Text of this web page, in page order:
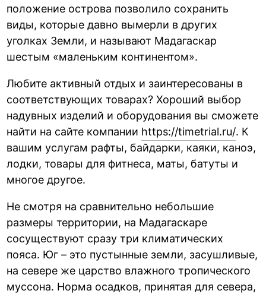
положение острова позволило сохранить
виды, которые давно вымерли в других
уголках Земли, и называют Мадагаскар
шестым «маленьким континентом».
Любите активный отдых и заинтересованы в
соответствующих товарах? Хороший выбор
надувных изделий и оборудования вы сможете
найти на сайте компании https://timetrial.ru/. К
вашим услугам рафты, байдарки, каяки, каноэ,
лодки, товары для фитнеса, маты, батуты и
многое другое.
Не смотря на сравнительно небольшие
размеры территории, на Мадагаскаре
сосуществуют сразу три климатических
пояса. Юг – это пустынные земли, засушливые,
на севере же царство влажного тропического
муссона. Норма осадков, принятая для севера,